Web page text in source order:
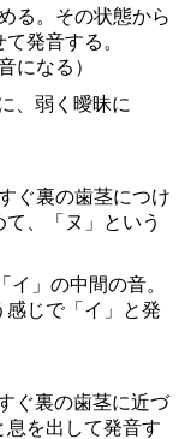
る。その状態から
発音する。
になる）
、弱く曖昧に
ぐ裏の歯茎につけ
、「ヌ」という
イ」の中間の音。
感じで「イ」と発
ぐ裏の歯茎に近づ
息を出して発音す